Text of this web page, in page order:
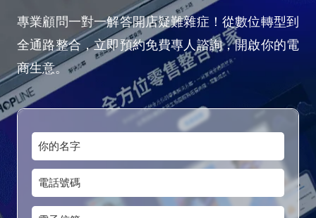
專業顧問一對一解答開店疑難雜症！從數位轉型到
全通路整合，立即預約免費專人諮詢，開啟你的電
商生意。
你
的
名
字
電
話
電